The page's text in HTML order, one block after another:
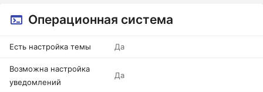
Операционная система
Есть настройка темы Да
Возможна настройка
уведомлений
Да